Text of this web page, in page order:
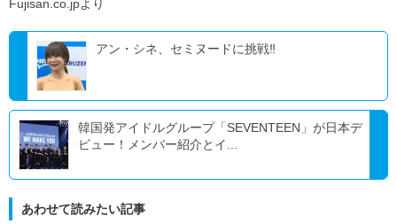
Fujisan.co.jpより
アン・シネ、セミヌードに挑戦‼
韓国発アイドルグループ「SEVENTEEN」が日本デ
ビュー！メンバー紹介とイ...
あわせて読みたい記事